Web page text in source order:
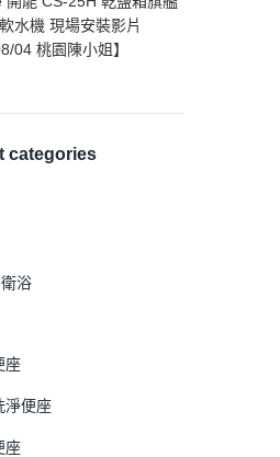
水機 現場安裝影片
04 桃園陳小姐】
categories
浴
座
淨便座
座